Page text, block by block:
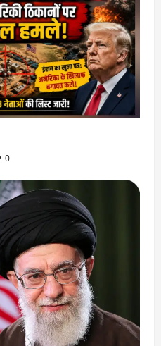
0